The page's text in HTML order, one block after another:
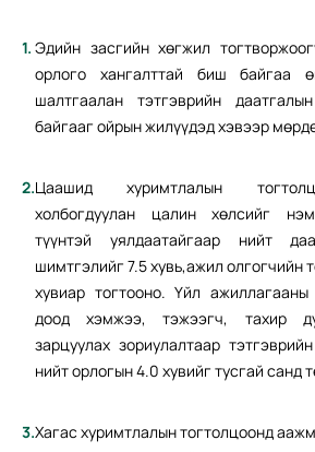
Эдийн засгийн хөгжил
орлого хангалттай биш байгаа
шалтгаалан тэтгэврийн
байгааг ойрын жилүүдэд хэвээр
Цаашид хуримтлалын
холбогдуулан цалин хөлсийг
түүнтэй уялдаатайгаар нийт
шимтгэлийг 7.5 хувь,ажил олгогчийн
хувиар тогтооно. Үйл ажиллагааны
доод хэмжээ, тэжээгч, тахир
зарцуулах зориулалтаар
нийт орлогын 4.0 хувийг тусгай санд
Хагас хуримтлалын тогтолцоонд